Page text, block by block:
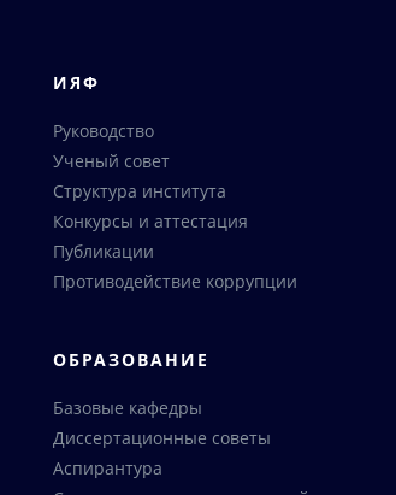
ИЯФ
Руководство
Ученый совет
Структура института
Конкурсы и аттестация
Публикации
Противодействие коррупции
ОБРАЗОВАНИЕ
Базовые кафедры
Диссертационные советы
Аспирантура